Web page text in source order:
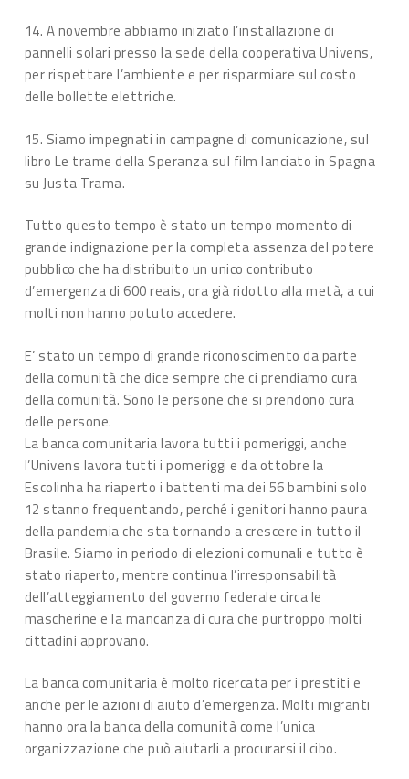
14. A novembre abbiamo iniziato l’installazione di
pannelli solari presso la sede della cooperativa Univens,
per rispettare l’ambiente e per risparmiare sul costo
delle bollette elettriche.
15. Siamo impegnati in campagne di comunicazione, sul
libro Le trame della Speranza sul film lanciato in Spagna
su Justa Trama.
Tutto questo tempo è stato un tempo momento di
grande indignazione per la completa assenza del potere
pubblico che ha distribuito un unico contributo
d’emergenza di 600 reais, ora già ridotto alla metà, a cui
molti non hanno potuto accedere.
E’ stato un tempo di grande riconoscimento da parte
della comunità che dice sempre che ci prendiamo cura
della comunità. Sono le persone che si prendono cura
delle persone.
La banca comunitaria lavora tutti i pomeriggi, anche
l’Univens lavora tutti i pomeriggi e da ottobre la
Escolinha ha riaperto i battenti ma dei 56 bambini solo
12 stanno frequentando, perché i genitori hanno paura
della pandemia che sta tornando a crescere in tutto il
Brasile. Siamo in periodo di elezioni comunali e tutto è
stato riaperto, mentre continua l’irresponsabilità
dell’atteggiamento del governo federale circa le
mascherine e la mancanza di cura che purtroppo molti
cittadini approvano.
La banca comunitaria è molto ricercata per i prestiti e
anche per le azioni di aiuto d’emergenza. Molti migranti
hanno ora la banca della comunità come l’unica
organizzazione che può aiutarli a procurarsi il cibo.